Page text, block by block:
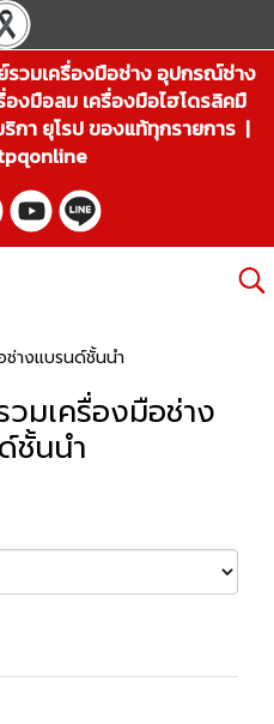
รวมเครื่องมือช่าง อุปกรณ์ช่าง
งมือลม เครื่องมือไฮโดรลิคมื
กา ยุโรป ของแท้ทุกรายการ |
ช่างแบรนด์ชั้นนำ
มเครื่องมือช่าง
ชั้นนำ